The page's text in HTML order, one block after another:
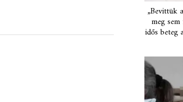
„Bevittük
meg
idős beteg